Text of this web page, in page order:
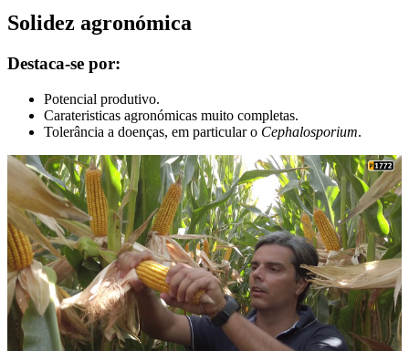
Solidez agronómica
Destaca-se por:
Potencial produtivo.
Carateristicas agronómicas muito completas.
Tolerância a doenças, em particular o Cephalosporium.